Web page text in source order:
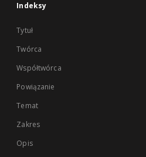
Indeksy
Tytuł
Twórca
Współtwórca
Powiązanie
Temat
Zakres
Opis